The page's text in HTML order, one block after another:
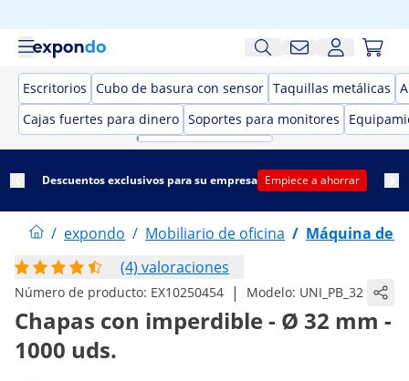
Escritorios Cubo de basura con sensor Taquillas metálicas
Cajas fuertes para dinero Soportes para monitores
Descuentos exclusivos para su empresa Empiece a ahorrar
/ expondo / Mobiliario de oficina / Máquina de
(4) valoraciones
Número de producto: EX10250454 | Modelo: UNI_PB_32
Chapas con imperdible - Ø 32 mm -
1000 uds.